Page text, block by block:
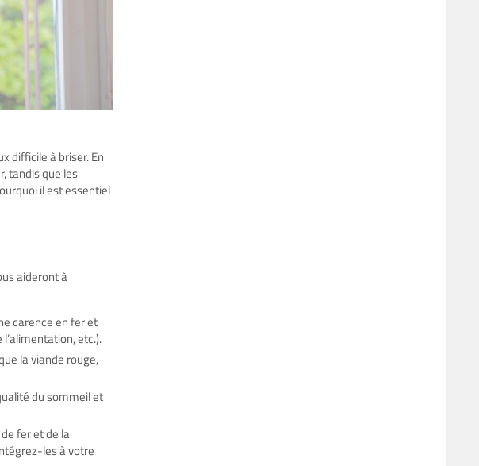
difficile à briser. En
tandis que les
il est essentiel
aideront à
carence en fer et
etc.).
la viande rouge,
du sommeil et
fer et de la
les à votre